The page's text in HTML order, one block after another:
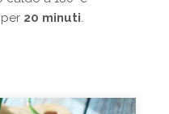
20 minuti.